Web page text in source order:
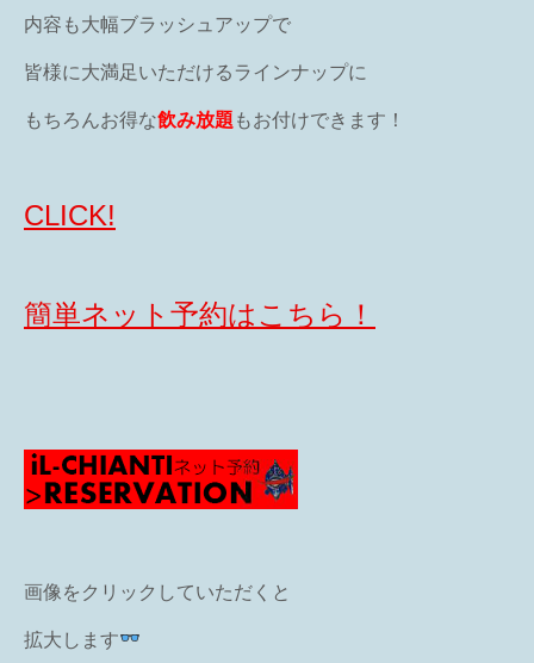
内容も大幅ブラッシュアップで
皆様に大満足いただけるラインナップに
もちろんお得な飲み放題 もお付けできます！
CLICK!
簡単ネット予約はこちら！
画像をクリックしていただくと
拡大します